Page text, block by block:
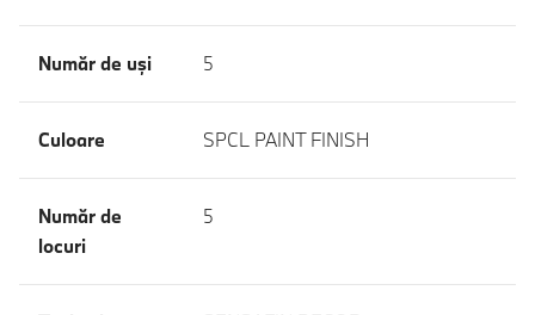
Număr de uşi 5
Culoare SPCL PAINT FINISH
Număr de
locuri
5